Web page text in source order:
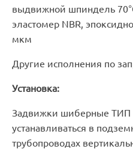
выдвижной шпиндель
эластомер NBR,
мкм
Другие исполнения по
Установка:
Задвижки шиберные ТИП
устанавливаться в
трубопроводах